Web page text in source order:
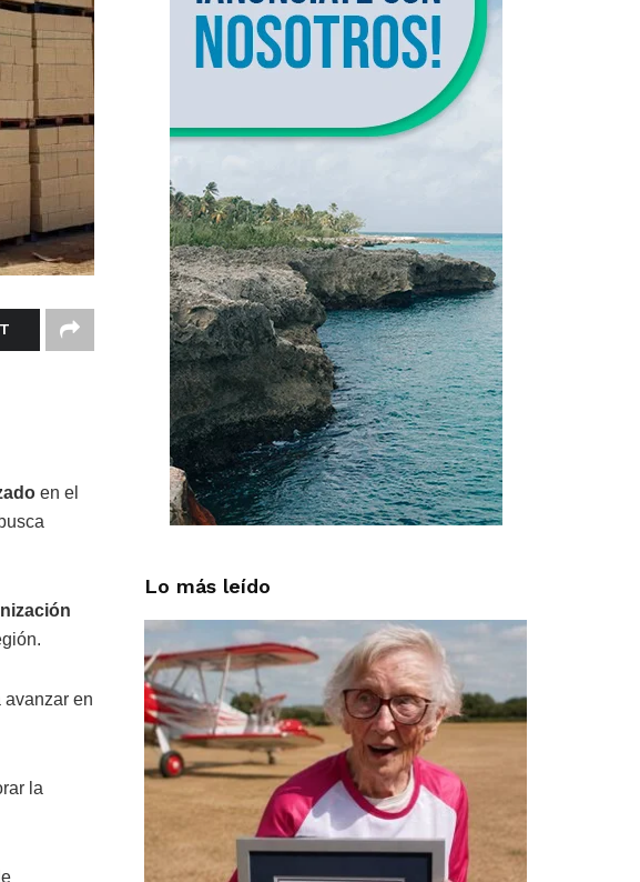
en el
en
la
Lo más leído